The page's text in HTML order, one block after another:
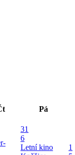
Pá
31
6
Letní kino
1